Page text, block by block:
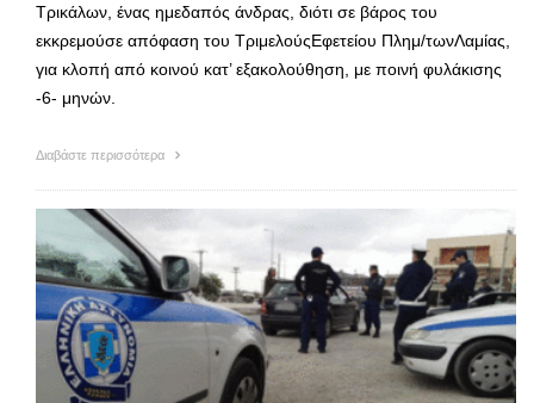
Τρικάλων, ένας ημεδαπός άνδρας, διότι σε βάρος του
εκκρεμούσε απόφαση του ΤριμελούςΕφετείου Πλημ/τωνΛαμίας,
για κλοπή από κοινού κατ’ εξακολούθηση, με ποινή φυλάκισης
-6- μηνών.
Διαβάστε περισσότερα